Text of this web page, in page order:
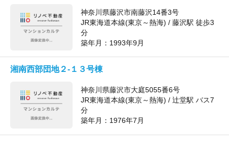
神奈川県藤沢市南藤沢14番3号
JR東海道本線(東京～熱海) / 藤沢駅 徒歩3
分
築年月： 1993年9月
湘南西部団地２-１３号棟
神奈川県藤沢市大庭5055番6号
JR東海道本線(東京～熱海) / 辻堂駅 バス7
分
築年月： 1976年7月